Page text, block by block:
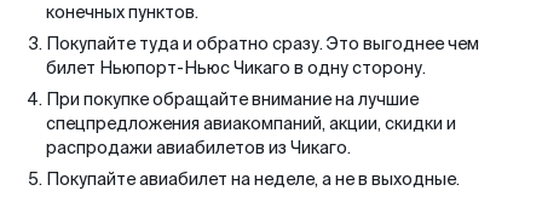
конечных пунктов.
Покупайте туда и обратно сразу. Это выгоднее чем
билет Ньюпорт-Ньюс Чикаго в одну сторону.
При покупке обращайте внимание на лучшие
спецпредложения авиакомпаний, акции, скидки и
распродажи авиабилетов из Чикаго.
Покупайте авиабилет на неделе, а не в выходные.